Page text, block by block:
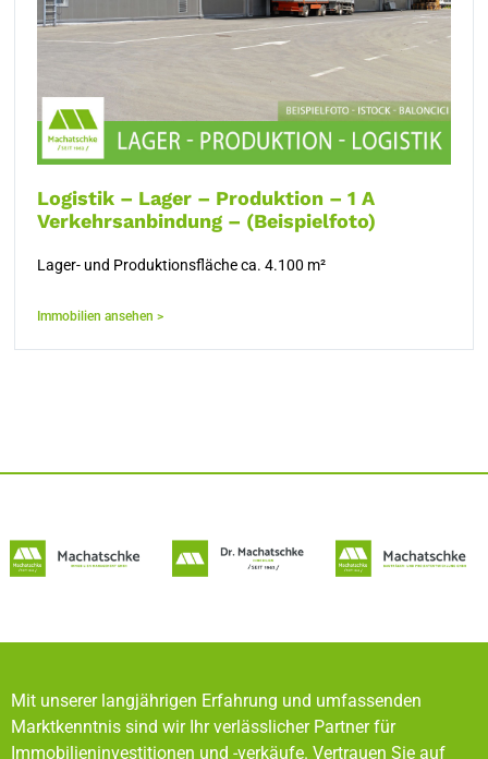
Logistik – Lager – Produktion – 1 A
Verkehrsanbindung – (Beispielfoto)
Lager- und Produktionsfläche ca. 4.100 m²
Immobilien ansehen >
Mit unserer langjährigen Erfahrung und umfassenden
Marktkenntnis sind wir Ihr verlässlicher Partner für
Immobilieninvestitionen und -verkäufe. Vertrauen Sie auf